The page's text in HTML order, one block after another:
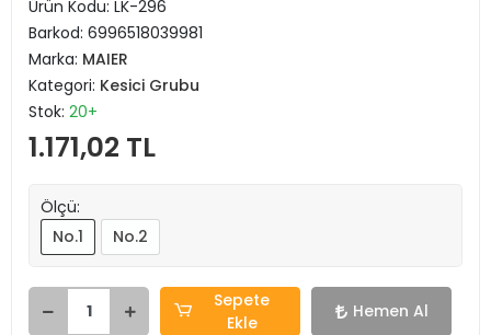
Ürün Kodu: LK-296
Barkod: 6996518039981
Marka: MAIER
Kategori: Kesici Grubu
Stok: 20+
1.171,02 TL
Ölçü:
No.1
No.2
Sepete
Ekle
Hemen Al